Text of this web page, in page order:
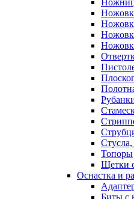
Топоры
Щетки
Оснастка и
Биты с